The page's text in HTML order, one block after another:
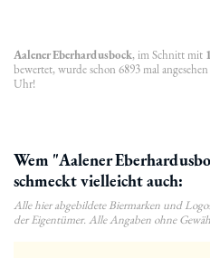
Aalener Eberhardusbock, im Schnitt mit
bewertet, wurde schon 6893 mal
Uhr!
Wem "Aalener
schmeckt vielleicht auch:
Alle hier abgebildete Biermarken und
der Eigentümer. Alle Angaben ohne